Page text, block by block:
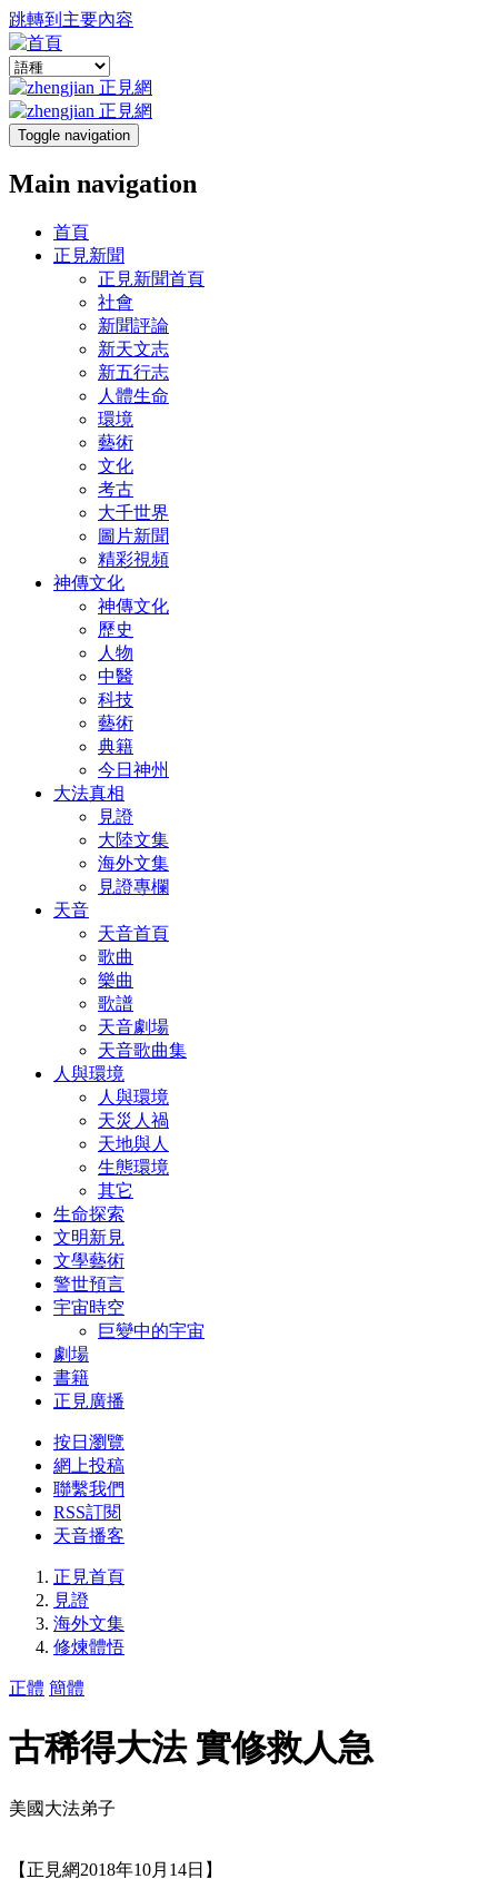
跳轉到主要內容
Toggle navigation
Main navigation
首頁
正見新聞
正見新聞首頁
社會
新聞評論
新天文志
新五行志
人體生命
環境
藝術
文化
考古
大千世界
圖片新聞
精彩視頻
神傳文化
神傳文化
歷史
人物
中醫
科技
藝術
典籍
今日神州
大法真相
見證
大陸文集
海外文集
見證專欄
天音
天音首頁
歌曲
樂曲
歌譜
天音劇場
天音歌曲集
人與環境
人與環境
天災人禍
天地與人
生態環境
其它
生命探索
文明新見
文學藝術
警世預言
宇宙時空
巨變中的宇宙
劇場
書籍
正見廣播
按日瀏覽
網上投稿
聯繫我們
RSS訂閱
天音播客
正見首頁
見證
海外文集
修煉體悟
正體 簡體
古稀得大法 實修救人急
美國大法弟子
【正見網2018年10月14日】